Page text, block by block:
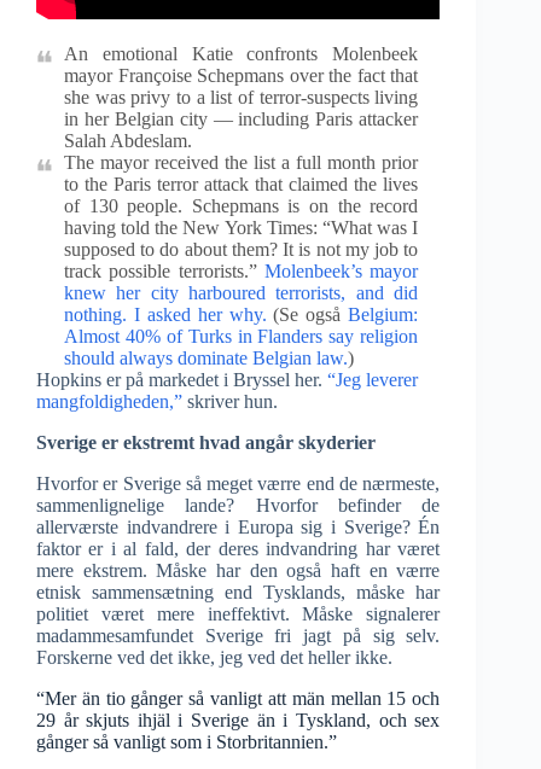
An emotional Katie confronts Molenbeek
mayor Françoise Schepmans over the fact that
she was privy to a list of terror-suspects living
in her Belgian city — including Paris attacker
Salah Abdeslam.
The mayor received the list a full month prior
to the Paris terror attack that claimed the lives
of 130 people. Schepmans is on the record
having told the New York Times: “What was I
supposed to do about them? It is not my job to
track possible terrorists.” Molenbeek’s mayor
knew her city harboured terrorists, and did
nothing. I asked her why. (Se ogsåBelgium:
Almost 40% of Turks in Flanders say religion
should always dominate Belgian law.)
Hopkins er på markedet i Bryssel her. “Jeg leverer
mangfoldigheden,” skriver hun.
Sverige er ekstremt hvad angår skyderier
Hvorfor er Sverige så meget værre end de nærmeste,
sammenlignelige lande? Hvorfor befinder de
allerværste indvandrere i Europa sig i Sverige? Én
faktor er i al fald, der deres indvandring har været
mere ekstrem. Måske har den også haft en værre
etnisk sammensætning end Tysklands, måske har
politiet været mere ineffektivt. Måske signalerer
madammesamfundet Sverige fri jagt på sig selv.
Forskerne ved det ikke, jeg ved det heller ikke.
“Mer än tio gånger så vanligt att män mellan 15 och
29 år skjuts ihjäl i Sverige än i Tyskland, och sex
gånger så vanligt som i Storbritannien.”